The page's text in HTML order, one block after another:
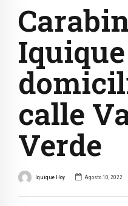
calle
Verde
Iquique Hoy Agosto 10, 2022